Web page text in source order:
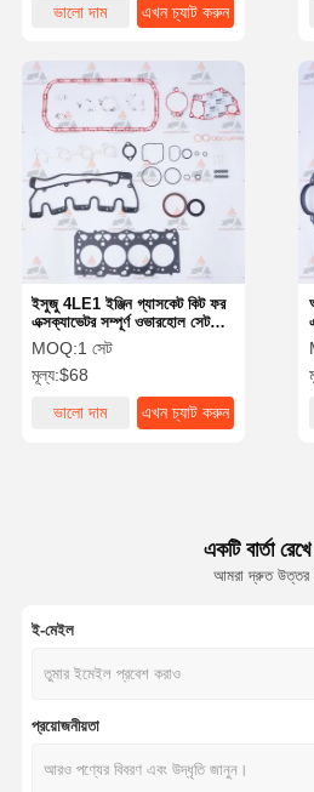
বাড়ি
মান নিয়ন্ত্রণ
আমাদের সাথে
যোগাযোগ করুন
মিতসুবিশি এক্সকাভেটর ইঞ্জিনের যন্ত্রাংশ
ভালো দাম
এখন চ্যাট করুন
ইসুজু 4LE1 ইঞ্জিন গ্যাসকেট কিট ফর
এক্সক্যাভেটর সম্পূর্ণ ওভারহোল সেট
ইসুজু এক্সক্যাভেটর ইঞ্জিনের যন্ত্রাংশ
MOQ:1 সেট
মূল্য:$68
ভালো দাম
এখন চ্যাট করুন
একটি বার্তা
আমরা দ্রুত উত্তর
ই-মেইল
প্রয়োজনীয়তা